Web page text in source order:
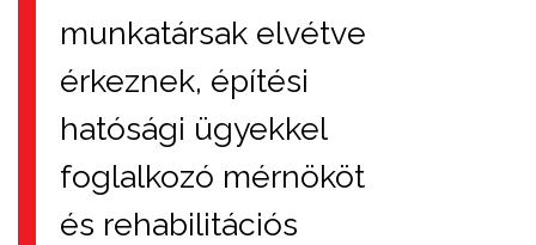
munkatársak elvétve
érkeznek, építési
hatósági ügyekkel
foglalkozó mérnököt
és rehabilitációs